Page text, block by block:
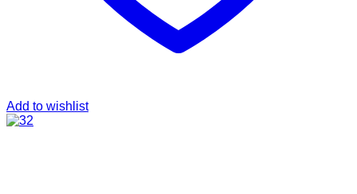
Add to wishlist